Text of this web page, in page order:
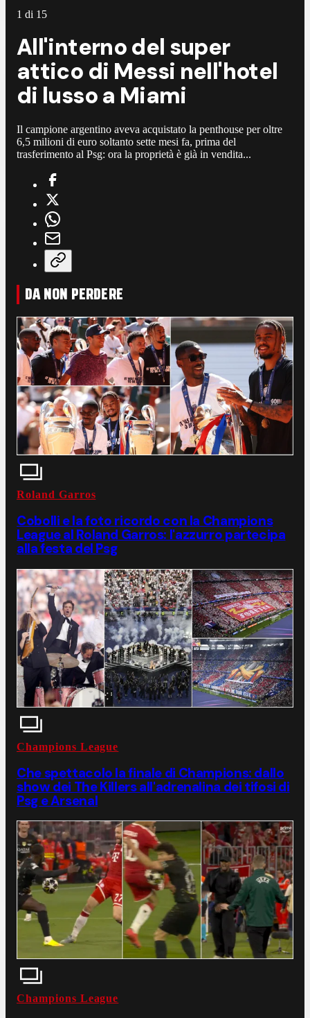
1 di 15
All'interno del super
attico di Messi nell'hotel
di lusso a Miami
Il campione argentino aveva acquistato la penthouse per oltre
6,5 milioni di euro soltanto sette mesi fa, prima del
trasferimento al Psg: ora la proprietà è già in vendita...
DA NON PERDERE
Roland Garros
Cobolli e la foto ricordo con la Champions
League al Roland Garros: l'azzurro partecipa
alla festa del Psg
Champions League
Che spettacolo la finale di Champions: dallo
show dei The Killers all'adrenalina dei tifosi di
Psg e Arsenal
Champions League